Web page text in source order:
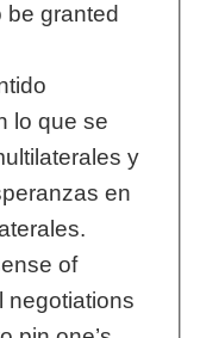
be granted
lo que se
y
en
of
negotiations